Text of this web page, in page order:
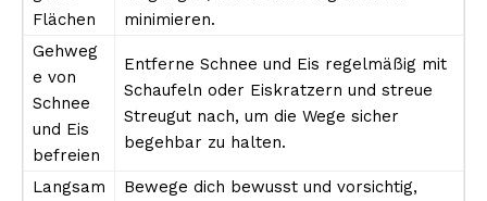
Flächen
minimieren.
Gehweg
e von
Schnee
und Eis
befreien
Entferne Schnee und Eis regelmäßig mit
Schaufeln oder Eiskratzern und streue
Streugut nach, um die Wege sicher
begehbar zu halten.
Langsam
Bewege dich bewusst und vorsichtig,